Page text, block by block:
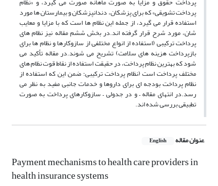
پرداخت تشویقی» که برای پزشکان، دندانپزشکان و بیمارستان ها مورد
استفاده قرار می گیرد، از جمله این نظام ها است که با مزایا و معایب
شان، مورد شرح قرار گرفته اند.در بخش ششم مقاله نیز نظام های
پرداخت ترکیبی (استفاده از انواع مختلفی از سازوکارها و نظام ها برای
بازپرداخت هزینه های سلامت) تشریح می شوند.در مقاله تأکید می
شود که بهترین نظام پرداخت، در حقیقت استفاده از نقاط قوت نظام های
مختلف پرداخت است (نظام پرداخت ترکیبی؛ ضمن این که استفاده از
نظام پرداخت بودجه ای برای داروها و خدمات جانبی مفید به نظر می
رسد.در انتهای مقاله – و در جدولی – سازوکارهای پرداخت به صورت
تطبیقی بررسی شده اند.
عنوان مقاله English
Payment mechanisms to health care providers in
health insurance systems